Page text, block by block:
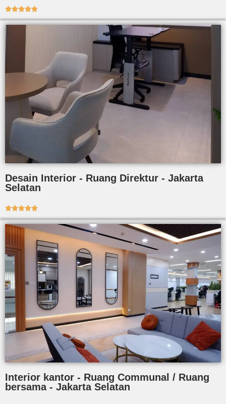

Desain Interior - Ruang Direktur - Jakarta
Selatan

Interior kantor - Ruang Communal / Ruang
bersama - Jakarta Selatan